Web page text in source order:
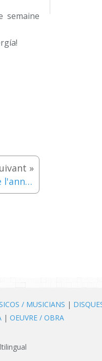
semaine
Bonne 42ème semaine de l'année!
/ MUSICIANS |
| OEUVRE / OBRA